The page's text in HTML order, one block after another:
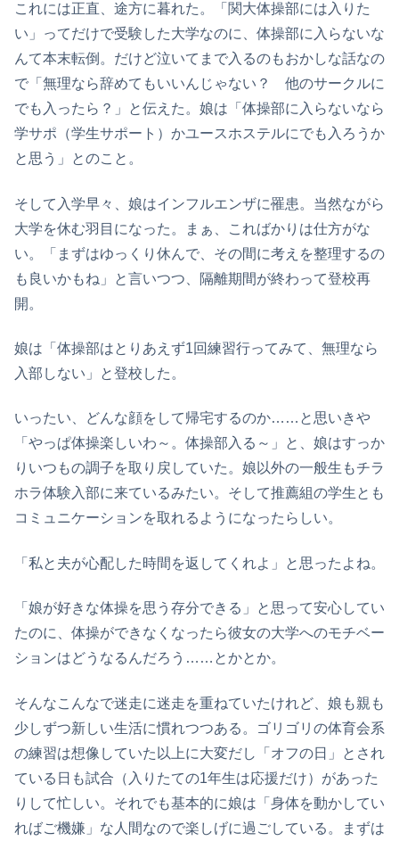
これには正直、途方に暮れた。「関大体操部には入りた
い」ってだけで受験した大学なのに、体操部に入らないな
んて本末転倒。だけど泣いてまで入るのもおかしな話なの
で「無理なら辞めてもいいんじゃない？ 他のサークルに
でも入ったら？」と伝えた。娘は「体操部に入らないなら
学サポ（学生サポート）かユースホステルにでも入ろうか
と思う」とのこと。
そして入学早々、娘はインフルエンザに罹患。当然ながら
大学を休む羽目になった。まぁ、こればかりは仕方がな
い。「まずはゆっくり休んで、その間に考えを整理するの
も良いかもね」と言いつつ、隔離期間が終わって登校再
開。
娘は「体操部はとりあえず1回練習行ってみて、無理なら
入部しない」と登校した。
いったい、どんな顔をして帰宅するのか……と思いきや
「やっぱ体操楽しいわ～。体操部入る～」と、娘はすっか
りいつもの調子を取り戻していた。娘以外の一般生もチラ
ホラ体験入部に来ているみたい。そして推薦組の学生とも
コミュニケーションを取れるようになったらしい。
「私と夫が心配した時間を返してくれよ」と思ったよね。
「娘が好きな体操を思う存分できる」と思って安心してい
たのに、体操ができなくなったら彼女の大学へのモチベー
ションはどうなるんだろう……とかとか。
そんなこんなで迷走に迷走を重ねていたけれど、娘も親も
少しずつ新しい生活に慣れつつある。ゴリゴリの体育会系
の練習は想像していた以上に大変だし「オフの日」とされ
ている日も試合（入りたての1年生は応援だけ）があった
りして忙しい。それでも基本的に娘は「身体を動かしてい
ればご機嫌」な人間なので楽しげに過ごしている。まずは